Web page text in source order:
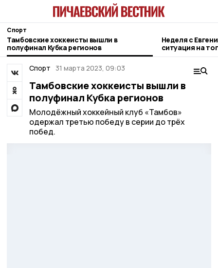
Спорт
Тамбовские хоккеисты вышли в
полуфинал Кубка регионов
Неделя с
ситуация на
городе и
Спорт
31 марта 2023, 09:03
Тамбовские хоккеисты вышли в
полуфинал Кубка регионов
Молодёжный хоккейный клуб «Тамбов»
одержал третью победу в серии до трёх
побед.